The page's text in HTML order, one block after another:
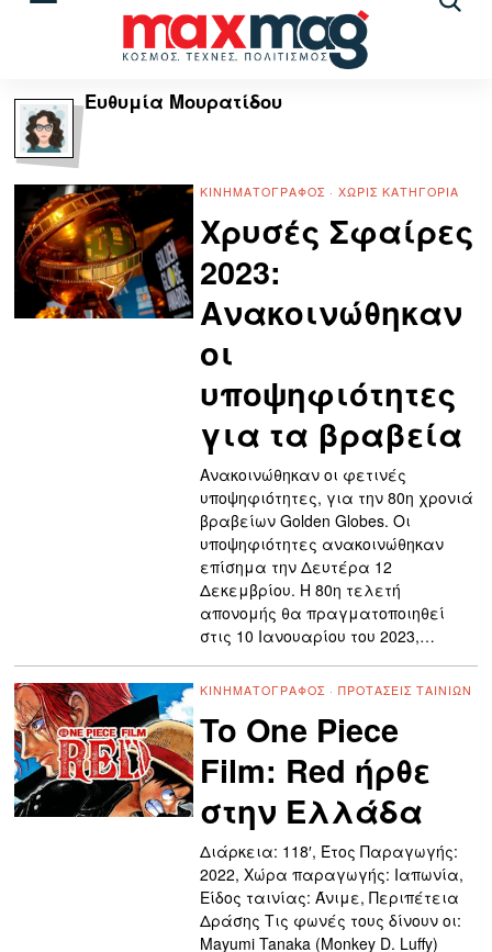
Ευθυμία Μουρατίδου
ΚΙΝΗΜΑΤΟΓΡΆΦΟΣ · ΧΩΡΊΣ ΚΑΤΗΓΟΡΊΑ
Χρυσές Σφαίρες
2023:
Ανακοινώθηκαν
οι
υποψηφιότητες
για τα βραβεία
Ανακοινώθηκαν οι φετινές
υποψηφιότητες, για την 80η χρονιά
βραβείων Golden Globes. Οι
υποψηφιότητες ανακοινώθηκαν
επίσημα την Δευτέρα 12
Δεκεμβρίου. Η 80η τελετή
απονομής θα πραγματοποιηθεί
στις 10 Ιανουαρίου του 2023,…
ΚΙΝΗΜΑΤΟΓΡΆΦΟΣ · ΠΡΟΤΆΣΕΙΣ ΤΑΙΝΙΏΝ
To One Piece
Film: Red ήρθε
στην Ελλάδα
Διάρκεια: 118′, Έτος Παραγωγής:
2022, Χώρα παραγωγής: Ιαπωνία,
Είδος ταινίας: Άνιμε, Περιπέτεια
Δράσης Τις φωνές τους δίνουν οι:
Mayumi Tanaka (Monkey D. Luffy)